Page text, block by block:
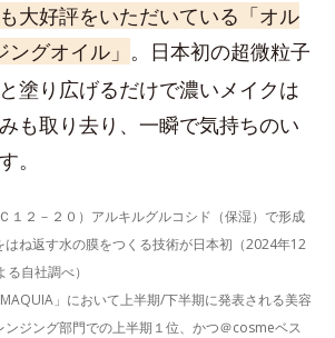
大好評をいただいている「オル
グオイル」 。日本初の超微粒子
塗り広げるだけで濃いメイクは
も取り去り、一瞬で気持ちのい
。
１２－２０）アルキルグルコシド（保湿）で形成
ね返す水の膜をつくる技術が日本初（2024年12
る自社調べ）
」において上半期/下半期に発表される美容
ジング部門での上半期１位、かつ＠cosmeベス